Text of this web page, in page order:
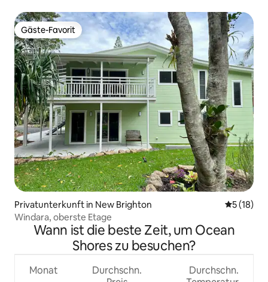
Gäste-Favorit
Gäste-Favorit
Privatunterkunft in New Brighton
5 (18)
Windara, oberste Etage
Wann ist die beste Zeit, um Ocean
Shores zu besuchen?
Monat
Durchschn.
Durchschn.